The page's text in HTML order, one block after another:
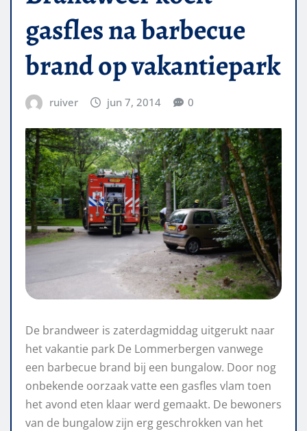
gasfles na barbecue
brand op vakantiepark
ruiver jun 7, 2014 0
De brandweer is zaterdagmiddag uitgerukt naar
het vakantie park De Lommerbergen vanwege
een barbecue brand bij een bungalow. Door nog
onbekende oorzaak vatte een gasfles vlam toen
het avond eten klaar werd gemaakt. De bewoners
van de bungalow zijn erg geschrokken van het